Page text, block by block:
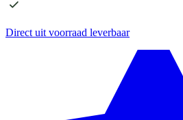
Direct uit voorraad leverbaar